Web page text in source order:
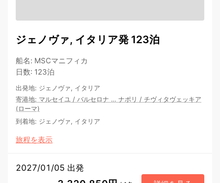
ジェノヴァ, イタリア発 123泊
船名: MSCマニフィカ
日数: 123泊
出発地: ジェノヴァ, イタリア
寄港地: マルセイユ / バルセロナ … ナポリ / チヴィタヴェッキア
(ローマ)
到着地: ジェノヴァ, イタリア
旅程を表示
2027/01/05 出発